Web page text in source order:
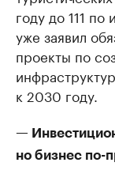
году до 111
уже заявил
проекты по
к 2030 году.
—
но бизнес по-